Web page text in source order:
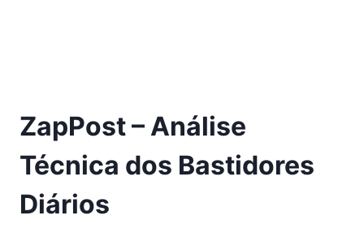
ZapPost – Análise
Técnica dos Bastidores
Diários